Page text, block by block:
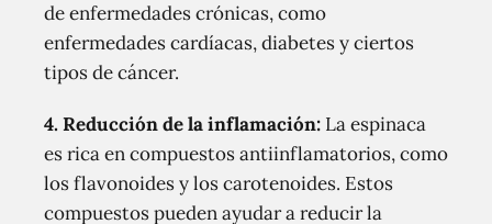
de enfermedades crónicas, como
enfermedades cardíacas, diabetes y ciertos
tipos de cáncer.
4. Reducción de la inflamación: La espinaca
es rica en compuestos antiinflamatorios, como
los flavonoides y los carotenoides. Estos
compuestos pueden ayudar a reducir la